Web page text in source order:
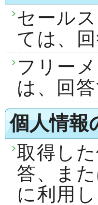
セール
ては、
フリー
は、回
個人情報
取得し
答、ま
に利用